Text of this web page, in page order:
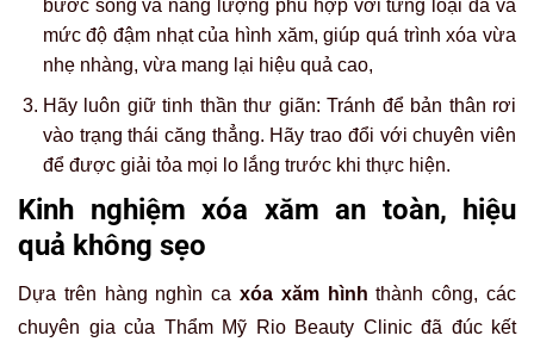
bước sóng và năng lượng phù hợp với từng loại da và
mức độ đậm nhạt của hình xăm, giúp quá trình xóa vừa
nhẹ nhàng, vừa mang lại hiệu quả cao,
Hãy luôn giữ tinh thần thư giãn: Tránh để bản thân rơi
vào trạng thái căng thẳng. Hãy trao đổi với chuyên viên
để được giải tỏa mọi lo lắng trước khi thực hiện.
Kinh nghiệm xóa xăm an toàn, hiệu
quả không sẹo
Dựa trên hàng nghìn ca xóa xăm hình thành công, các
chuyên gia của Thẩm Mỹ Rio Beauty Clinic đã đúc kết